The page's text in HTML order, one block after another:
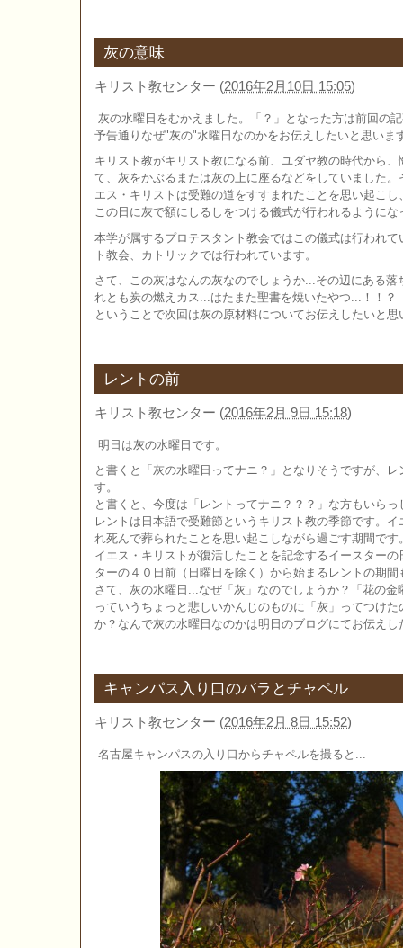
灰の意味
キリスト教センター (2016年2月10日 15:05)
灰の水曜日をむかえました。「？」となった方は前回の
予告通りなぜ"灰の"水曜日なのかをお伝えしたいと思いま
キリスト教がキリスト教になる前、ユダヤ教の時代から
て、灰をかぶるまたは灰の上に座るなどをしていました
エス・キリストは受難の道をすすまれたことを思い起こ
この日に灰で額にしるしをつける儀式が行われるようにな
本学が属するプロテスタント教会ではこの儀式は行われ
ト教会、カトリックでは行われています。
さて、この灰はなんの灰なのでしょうか...その辺にある
れとも炭の燃えカス...はたまた聖書を焼いたやつ...！！？
ということで次回は灰の原材料についてお伝えしたいと思
レントの前
キリスト教センター (2016年2月 9日 15:18)
明日は灰の水曜日です。
と書くと「灰の水曜日ってナニ？」となりそうですが、
す。
と書くと、今度は「レントってナニ？？？」な方もいら
レントは日本語で受難節というキリスト教の季節です。
れ死んで葬られたことを思い起こしながら過ごす期間です
イエス・キリストが復活したことを記念するイースター
ターの４０日前（日曜日を除く）から始まるレントの期間
さて、灰の水曜日...なぜ「灰」なのでしょうか？「花の
っていうちょっと悲しいかんじのものに「灰」ってつけ
か？なんで灰の水曜日なのかは明日のブログにてお伝え
キャンパス入り口のバラとチャペル
キリスト教センター (2016年2月 8日 15:52)
名古屋キャンパスの入り口からチャペルを撮ると...